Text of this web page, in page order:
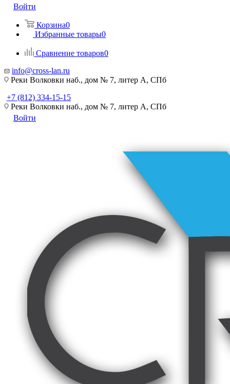
Войти
Корзина0
Избранные товары0
Сравнение товаров0
info@cross-lan.ru
Реки Волковки наб., дом № 7, литер А, СПб
+7 (812) 334-15-15
Реки Волковки наб., дом № 7, литер А, СПб
Войти